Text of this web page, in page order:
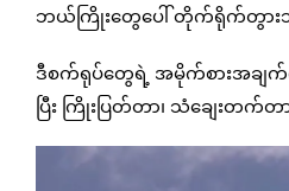
ဘယ်ကြိုးတွေပေါ် တိုက်ရိုက်တွားသွ
ဒီစက်ရုပ်တွေရဲ့ အမိုက်စားအချက်
ပြီး ကြိုးပြတ်တာ၊ သံချေးတက်